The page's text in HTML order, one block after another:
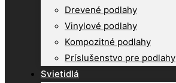
Drevené podlahy
Vinylové podlahy
Kompozitné podlahy
Príslušenstvo pre podlahy
Svietidlá